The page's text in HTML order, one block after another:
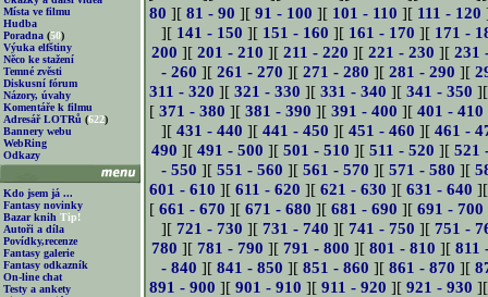
Místa ve filmu
Hudba
Poradna (50)
Výuka elfštiny
Něco ke stažení
Temné zvěsti
Diskusní fórum
Názory, úvahy
Komentáře k filmu
Adresář LOTRů (622)
Bannery webu
WebRing
Odkazy
Kdo jsem já ...
Fantasy novinky
Bazar knih Tip!
Autoři a díla
Povídky,recenze
Fantasy galerie
Fantasy odkazník
On-line chat
Testy a ankety
80 ][81 - 90 ][91 - 100 ][ 101 - 110 ][ 111 - 120
][ 141 - 150 ][ 151 - 160 ][ 161 - 170 ][ 171 -
200 ][ 201 - 210 ][ 211 - 220 ][ 221 - 230 ][ 231
- 260 ][ 261 - 270 ][ 271 - 280 ][ 281 - 290 ][
311 - 320 ][ 321 - 330 ][ 331 - 340 ][ 341 - 350
[ 371 - 380 ][ 381 - 390 ][ 391 - 400 ][ 401 - 410
][ 431 - 440 ][ 441 - 450 ][ 451 - 460 ][ 461 -
490 ][ 491 - 500 ][ 501 - 510 ][ 511 - 520 ][ 521
- 550 ][ 551 - 560 ][ 561 - 570 ][ 571 - 580 ][
601 - 610 ][ 611 - 620 ][ 621 - 630 ][ 631 - 640
[ 661 - 670 ][ 671 - 680 ][ 681 - 690 ][ 691 - 700
][ 721 - 730 ][ 731 - 740 ][ 741 - 750 ][ 751 -
780 ][ 781 - 790 ][ 791 - 800 ][ 801 - 810 ][ 811
- 840 ][ 841 - 850 ][ 851 - 860 ][ 861 - 870 ][
891 - 900 ][ 901 - 910 ][ 911 - 920 ][ 921 - 930